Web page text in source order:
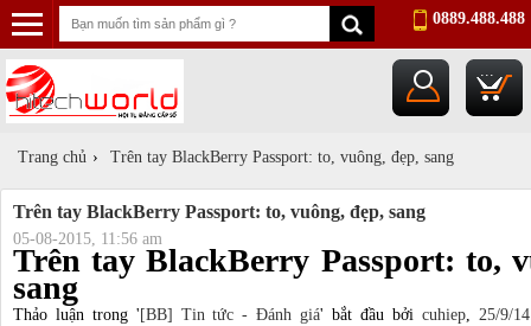
0889.488.488
...
Trang chủ › Trên tay BlackBerry Passport: to, vuông, đẹp, sang
Trên tay BlackBerry Passport: to, vuông, đẹp, sang
05-08-2015, 11:56 am
Trên tay BlackBerry Passport: to,
sang
Thảo luận trong ' [BB] Tin tức - Đánh giá' bắt đầu bởi cuhiep, 25/9/14